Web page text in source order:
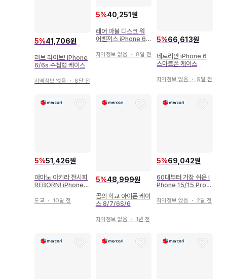
5%41,706원
러브 라이브! iPhone
6/6s 수첩형 케이스
지역정보 없음 ・ 8달 전
5%40,251원
레어 마블 디스크 워
어벤져스 iPhone 6
지역정보 없음 ・ 8달 전
5%66,613원
데로리안 iPhone 6
스마트폰 케이스
지역정보 없음 ・ 9달 전
5%51,426원
아마노 아키라 전시회
REBORN! iPhone
도쿄 ・ 10달 전
5%48,999원
곰의 학교 아이폰 케이
스 8/7/6S/6
지역정보 없음 ・ 1년 전
5%69,042원
60대부터 가장 쉬운 i
Phone 15/15 Pro
지역정보 없음 ・ 2달 전